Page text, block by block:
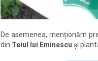
De asemenea, menționăm
din Teiul lui Eminescu și